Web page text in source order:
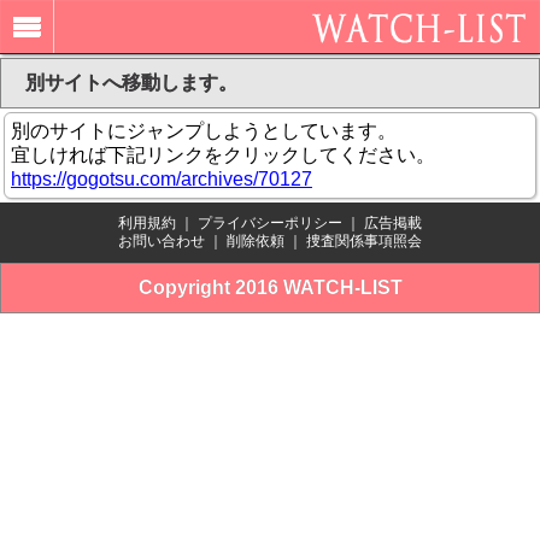
別サイトへ移動します。
別のサイトにジャンプしようとしています。
宜しければ下記リンクをクリックしてください。
https://gogotsu.com/archives/70127
利用規約 プライバシーポリシー
広告掲載
お問い合わせ
削除依頼 捜査関係事項照会
Copyright 2016 WATCH-LIST